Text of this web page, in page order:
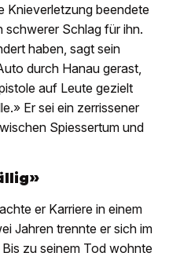
Knieverletzung beendete
schwerer Schlag für ihn.
haben, sagt sein
durch Hanau gerast,
auf Leute gezielt
Er sei ein zerrissener
Spiessertum und
er Karriere in einem
Jahren trennte er sich im
zu seinem Tod wohnte